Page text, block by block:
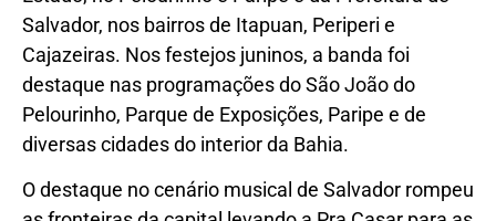
Salvador, nos bairros de Itapuan, Periperi e
Cajazeiras. Nos festejos juninos, a banda foi
destaque nas programações do São João do
Pelourinho, Parque de Exposições, Paripe e de
diversas cidades do interior da Bahia.
O destaque no cenário musical de Salvador rompeu